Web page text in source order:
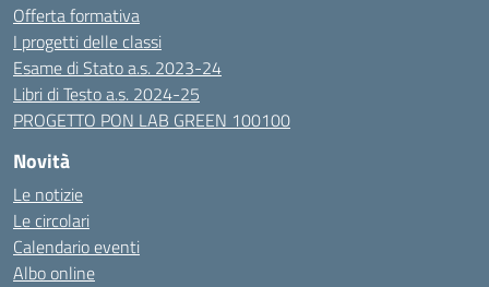
Offerta formativa
I progetti delle classi
Esame di Stato a.s. 2023-24
Libri di Testo a.s. 2024-25
PROGETTO PON LAB GREEN 100100
Novità
Le notizie
Le circolari
Calendario eventi
Albo online